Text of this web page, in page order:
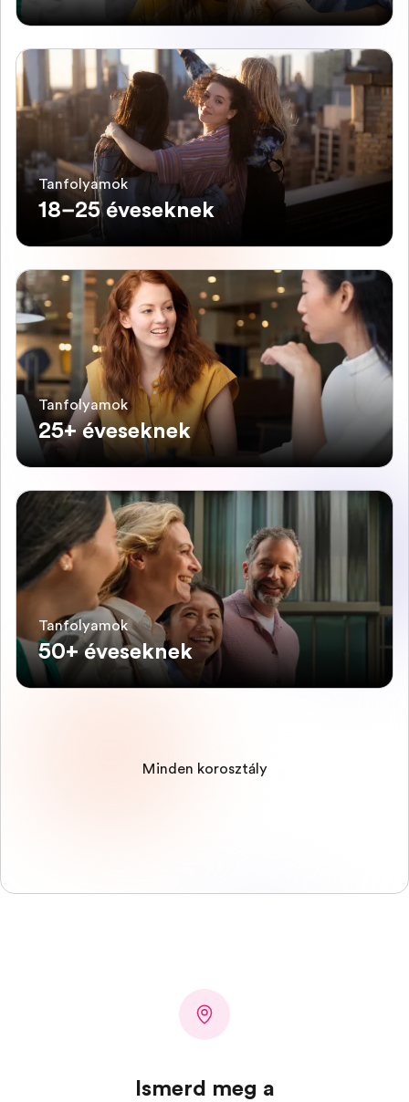
Tanfolyamok
18–25 éveseknek
Tanfolyamok
25+ éveseknek
Tanfolyamok
50+ éveseknek
Minden korosztály
Ismerd meg a